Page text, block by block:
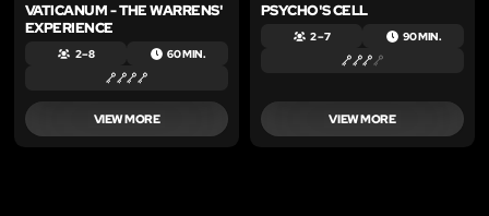
VATICANUM - THE WARRENS'
EXPERIENCE
2 – 8 60 MIN.
VIEW MORE
PSYCHO'S CELL
2 – 7 90 MIN.
VIEW MORE